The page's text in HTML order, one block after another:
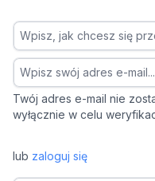
Twój adres e-mail nie
wyłącznie w celu
lub zaloguj się